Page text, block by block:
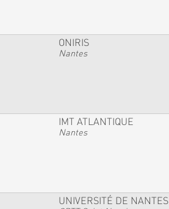
ONIRIS
Nantes
IMT ATLANTIQUE
Nantes
UNIVERSITÉ DE NANTES